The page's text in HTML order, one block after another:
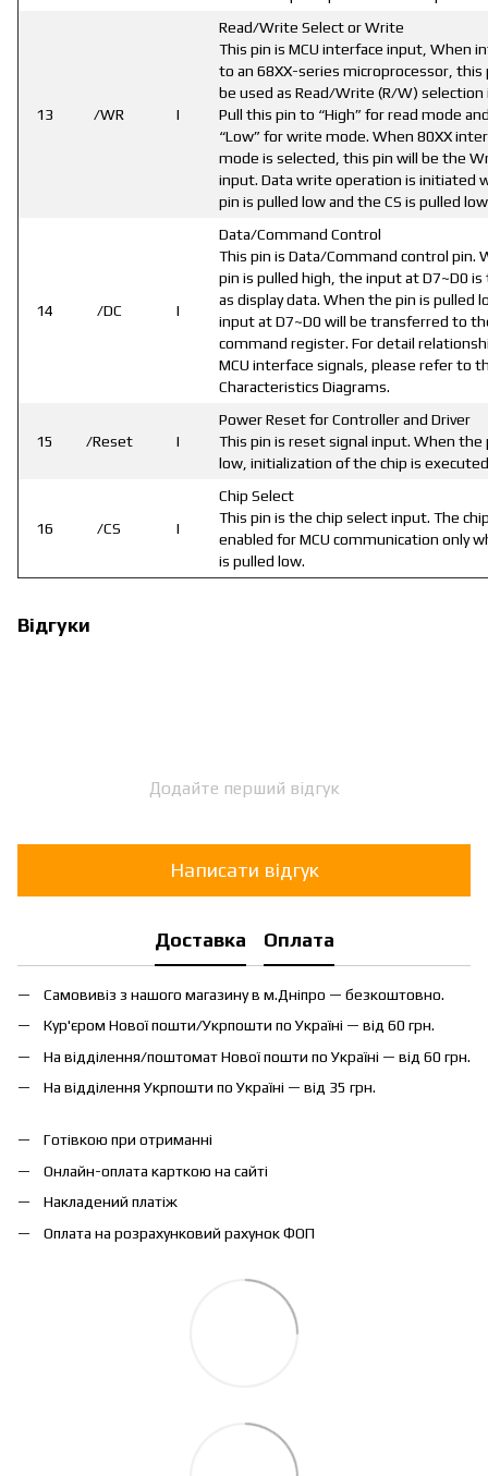
13 /WR I
Read/Write Select or Write
This pin is MCU interface input, When
to an 68XX-series microprocessor, this
be used as Read/Write (R/W) selection
Pull this pin to “High” for read mode
“Low” for write mode. When 80XX
mode is selected, this pin will be the
input. Data write operation is initiated
pin is pulled low and the CS is pulled
14 /DC I
Data/Command Control
This pin is Data/Command control pin.
pin is pulled high, the input at D7~D0
as display data. When the pin is pulled
input at D7~D0 will be transferred to
command register. For detail
MCU interface signals, please refer to
Characteristics Diagrams.
15 /Reset I
Power Reset for Controller and Driver
This pin is reset signal input. When the
low, initialization of the chip is
16 /CS I
Chip Select
This pin is the chip select input. The
enabled for MCU communication only
is pulled low.
Відгуки
Додайте перший відгук
Написати відгук
Доставка Оплата
Самовивіз з нашого магазину в м.Дніпро — безкоштовно.
Кур'єром Нової пошти/Укрпошти по Україні — від 60 грн.
На відділення/поштомат Нової пошти по Україні — від 60 грн.
На відділення Укрпошти по Україні — від 35 грн.
Готівкою при отриманні
Онлайн-оплата карткою на сайті
Накладений платіж
Оплата на розрахунковий рахунок ФОП